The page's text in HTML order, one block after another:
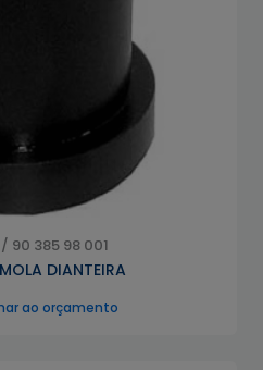
/ 90 385 98 001
DIANTEIRA
ao orçamento